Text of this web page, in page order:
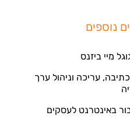
נוספים
מיי ביזנס
עריכה וניהול ערך
באינטרנט לעסקים